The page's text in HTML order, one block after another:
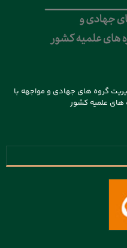
گروه های جهادی و مواجهه با
های علمیه کشور